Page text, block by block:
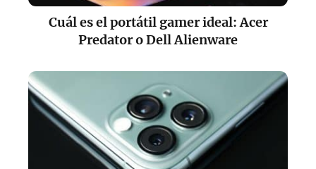
Cuál es el portátil gamer ideal: Acer
Predator o Dell Alienware